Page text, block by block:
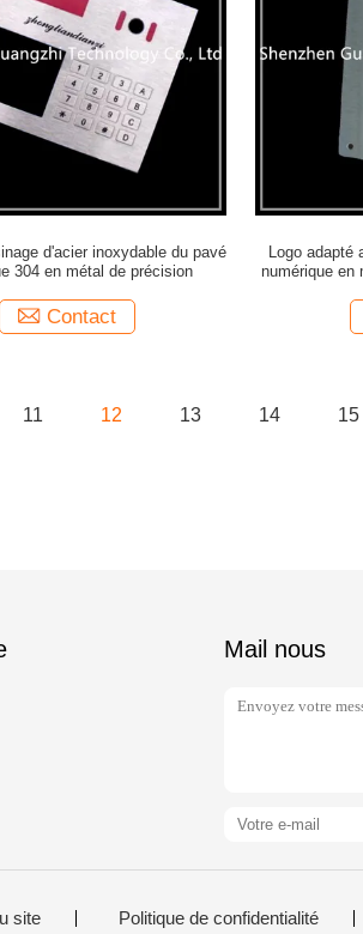
d'acier inoxydable du pavé
304 en métal de précision
Contact
Logo adapté
numérique en
11 12 13 14 15
Mail nous
site Politique de confidentialité